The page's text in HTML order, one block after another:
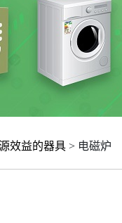
效益的器具 > 电磁炉